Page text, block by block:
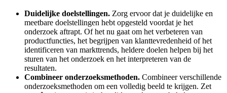
Duidelijke doelstellingen. Zorg ervoor dat je duidelijke en
meetbare doelstellingen hebt opgesteld voordat je het
onderzoek aftrapt. Of het nu gaat om het verbeteren van
productfuncties, het begrijpen van klanttevredenheid of het
identificeren van markttrends, heldere doelen helpen bij het
sturen van het onderzoek en het interpreteren van de
resultaten.
Combineer onderzoeksmethoden. Combineer verschillende
onderzoeksmethoden om een volledig beeld te krijgen. Zet